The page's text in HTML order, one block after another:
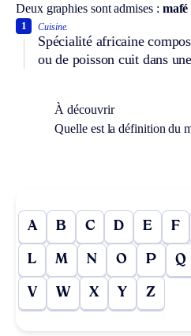
Deux graphies sont admises : mafé
Cuisine.
Spécialité africaine
ou de poisson cuit dans
1
À découvrir
Quelle est la définition du
A B C D E F
L M N O P Q
V W X Y Z